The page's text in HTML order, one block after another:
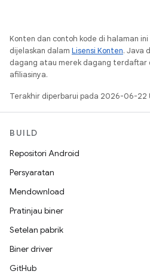
Konten dan contoh kode di halaman
dijelaskan dalam Lisensi Konten. Java
dagang atau merek dagang terdaftar
afiliasinya.
Terakhir diperbarui pada 2026-06-22
BUILD
Repositori Android
Persyaratan
Mendownload
Pratinjau biner
Setelan pabrik
Biner driver
GitHub